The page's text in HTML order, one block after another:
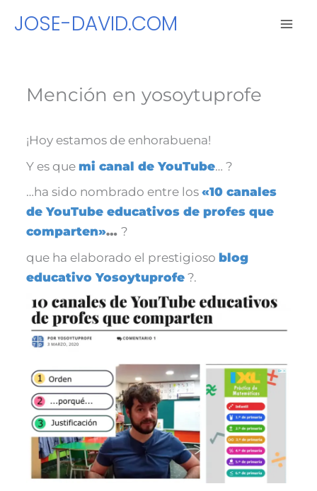
JOSE-DAVID.COM
Mención en yosoytuprofe
¡Hoy estamos de enhorabuena!
Y es que mi canal de YouTube… ?
…ha sido nombrado entre los «10 canales
de YouTube educativos de profes que
comparten»… ?
que ha elaborado el prestigioso blog
educativo Yosoytuprofe ‍?.